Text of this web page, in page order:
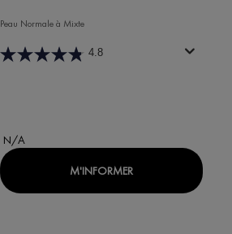
Peau Normale à Mixte
4.8
N/A
M'INFORMER WHEN THE